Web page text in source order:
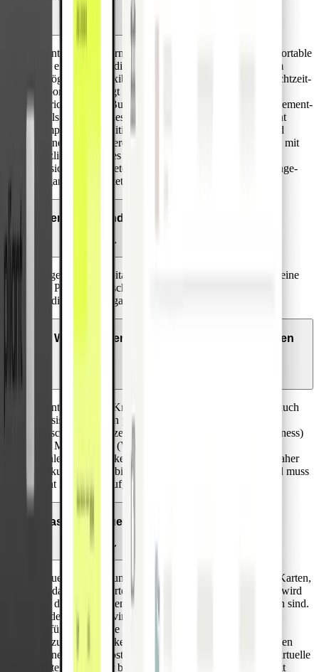
Pliant bietet moderne Firmenkreditkarten. Unsere komfortable
und einfach zu bedienende Kartenverwaltungsplattform
ermöglicht die flexible Einstellung von Kartenlimits, Echtzeit-
Reporting und fügt sich nahtlos in Ihre bestehende
Einrichtung von Buchhaltungs- und Reisekostenmanagement-
Tools sowie -Prozessen ein. Darüber hinaus bietet Pliant
kompetitive Konditionen mit attraktiven Cashbacks und
Partnerdeals. Unsere Visa Infinite Business Karten sind mit
nützlichen Features wie maßgeschneiderten
Versicherungspaketen und weltweitem Flughafen-Lounge-
Zugang ausgestattet.
Wer kann Kunde werden?
Eingetragene Kapital- und Personengesellschaften, Vereine
und Partnergesellschaften mit guter Bonität und hohen
Kreditkarten-Ausgaben.
Welche Arten von Visa Firmenkarten werden
Pliant bietet Visa Kreditkarten an, sowohl virtuelle als auch
physische. Bei den physischen Karten können Kunden
zwischen Schwarzen Kreditkarten (Visa Platinum Business)
und Metal-Karten (Visa Infinite Business Kreditkarten)
wählen. Pliant ist keine Prepaid- oder Debitkarte und daher
bankunabhängig, bietet maximale Kartenakzeptanz und muss
nicht im Voraus aufgeladen werden.
Was sind virtuelle Karten?
Virtuelle Karten funktionieren genauso wie physische Karten,
nur dass keine Karte aus Plastik zur Verfügung gestellt wird
und die Kartendaten nur über die Pliant App zugänglich sind.
Zu den Vorteilen virtueller Karten gehört ihre sofortige
Verfügbarkeit, eine Reihe von flexiblen
Nutzungsmöglichkeiten und dass sie nicht verloren gehen
können. Da sie kostenlos angeboten werden, können virtuelle
Karten separat für bestimmte Händler oder Einkäufe mit